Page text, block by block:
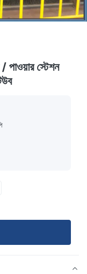
/ পাওয়ার স্টেশন